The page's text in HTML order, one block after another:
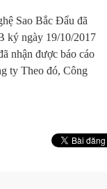
Sao Bắc Đẩu đã
ký ngày 19/10/2017
nhận được báo cáo
ty Theo đó, Công